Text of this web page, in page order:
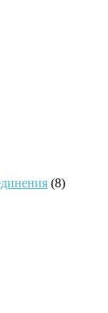
(8)